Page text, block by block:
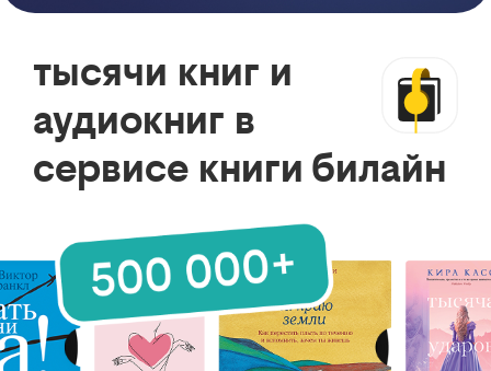
тысячи книг и
аудиокниг в
сервисе книги билайн